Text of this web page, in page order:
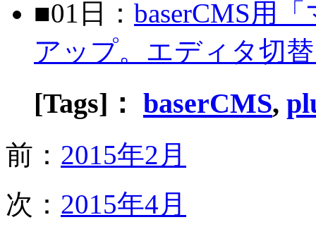
■01日： baserCMS用
アップ。エディタ切
[Tags]： baserCMS,
前： 2015年2月
次： 2015年4月